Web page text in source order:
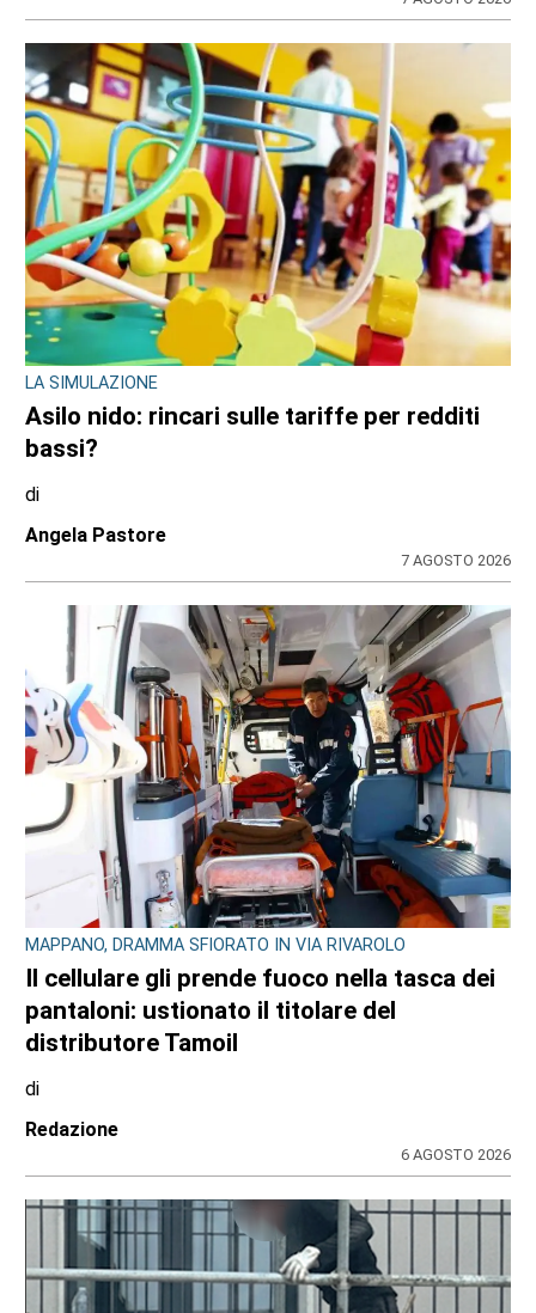
LA SIMULAZIONE
Asilo nido: rincari sulle tariffe per redditi
bassi?
di
Angela Pastore
7 AGOSTO 2026
MAPPANO, DRAMMA SFIORATO IN VIA RIVAROLO
Il cellulare gli prende fuoco nella tasca dei
pantaloni: ustionato il titolare del
distributore Tamoil
di
Redazione
6 AGOSTO 2026